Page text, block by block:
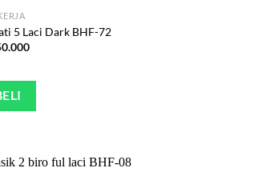
5 Laci Dark BHF-72